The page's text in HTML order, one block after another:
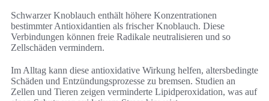
Schwarzer Knoblauch enthält höhere Konzentrationen
bestimmter Antioxidantien als frischer Knoblauch. Diese
Verbindungen können freie Radikale neutralisieren und so
Zellschäden vermindern.
Im Alltag kann diese antioxidative Wirkung helfen, altersbedingte
Schäden und Entzündungsprozesse zu bremsen. Studien an
Zellen und Tieren zeigen verminderte Lipidperoxidation, was auf